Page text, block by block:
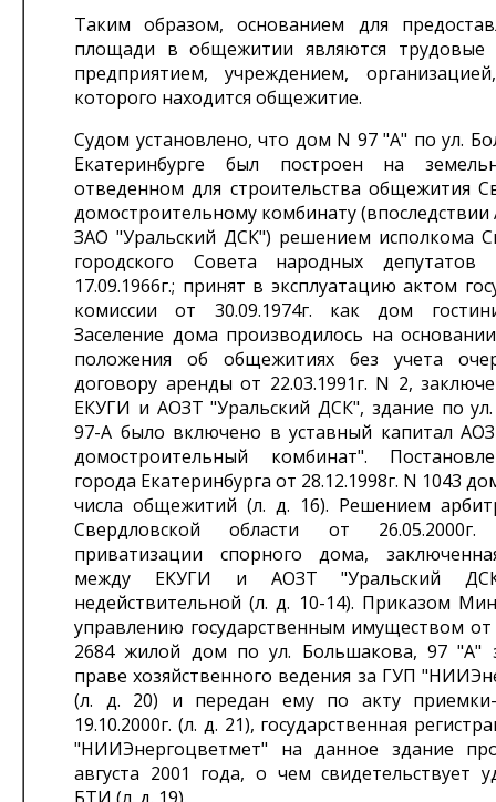
Таким образом, основанием для
площади в общежитии являются трудовые
предприятием, учреждением,
которого находится общежитие.
Судом установлено, что дом N 97 "А" по ул.
Екатеринбурге был построен на
отведенном для строительства общежития
домостроительному комбинату
ЗАО "Уральский ДСК") решением исполкома
городского Совета народных
17.09.1966г.; принят в эксплуатацию актом
комиссии от 30.09.1974г. как дом
Заселение дома производилось на
положения об общежитиях без учета
договору аренды от 22.03.1991г. N 2,
ЕКУГИ и АОЗТ "Уральский ДСК", здание по
97-А было включено в уставный капитал
домостроительный комбинат".
города Екатеринбурга от 28.12.1998г. N 1043
числа общежитий (л. д. 16). Решением
Свердловской области от
приватизации спорного дома,
между ЕКУГИ и АОЗТ "Уральский
недействительной (л. д. 10-14). Приказом
управлению государственным имуществом от
2684 жилой дом по ул. Большакова, 97 "А"
праве хозяйственного ведения за ГУП
(л. д. 20) и передан ему по акту
19.10.2000г. (л. д. 21), государственная
"НИИЭнергоцветмет" на данное здание
августа 2001 года, о чем свидетельствует